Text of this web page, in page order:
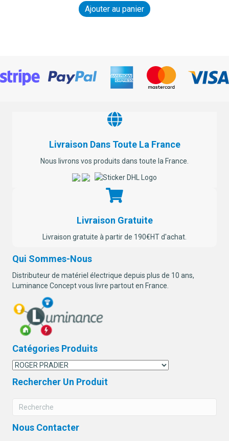
Ajouter au panier
Livraison Dans Toute La France
Nous livrons vos produits dans toute la France.
Livraison Gratuite
Livraison gratuite à partir de 190€HT d'achat.
Qui Sommes-Nous
Distributeur de matériel électrique depuis plus de 10 ans,
Luminance Concept vous livre partout en France.
Catégories Produits
Rechercher Un Produit
Nous Contacter